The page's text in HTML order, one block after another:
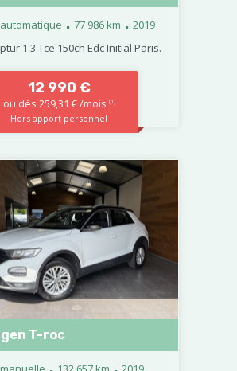
automatique . 77 986 km . 2019
1.3 Tce 150ch Edc Initial Paris.
12 990 €
ou dès 259,31 € /mois (1)
Hors apport personnel
T-roc